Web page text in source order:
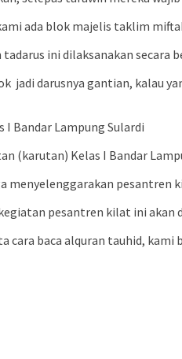
ada blok majelis taklim
ini dilaksanakan secara
jadi darusnya gantian, kalau
I Bandar Lampung Sulardi
(karutan) Kelas I Bandar
menyelenggarakan pesantren
pesantren kilat ini akan
cara baca alquran tauhid, kami